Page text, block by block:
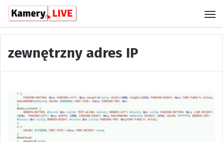
zewnętrzny adres IP